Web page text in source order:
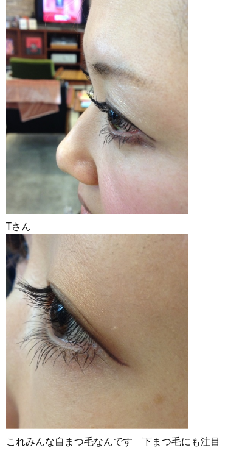
Tさん
これみんな自まつ毛なんです 下まつ毛にも注目